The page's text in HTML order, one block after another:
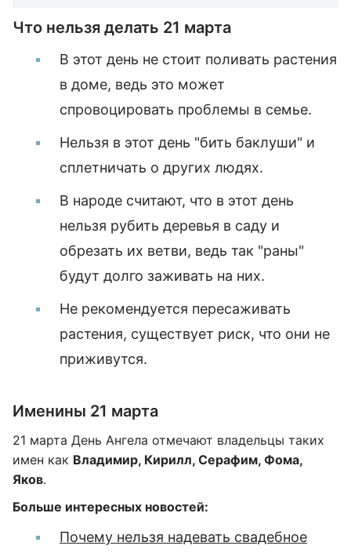
Что нельзя делать 21 марта
В этот день не стоит поливать растения
в доме, ведь это может
спровоцировать проблемы в семье.
Нельзя в этот день "бить баклуши" и
сплетничать о других людях.
В народе считают, что в этот день
нельзя рубить деревья в саду и
обрезать их ветви, ведь так "раны"
будут долго заживать на них.
Не рекомендуется пересаживать
растения, существует риск, что они не
приживутся.
Именины 21 марта
21 марта День Ангела отмечают владельцы таких
имен как Владимир, Кирилл, Серафим, Фома,
Яков.
Больше интересных новостей:
Почему нельзя надевать свадебное